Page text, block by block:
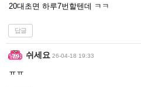
20대초면 하루7번할텐데 ㅋㅋ
답글
쉬세요 26-04-18 19:33
ㅠㅠ